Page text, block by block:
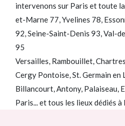
intervenons sur Paris et toute
et-Marne 77, Yvelines 78,
92, Seine-Saint-Denis 93, Val-
95
Versailles, Rambouillet,
Cergy Pontoise, St. Germain
Billancourt, Antony, Palaiseau,
Paris... et tous les lieux dédiés à